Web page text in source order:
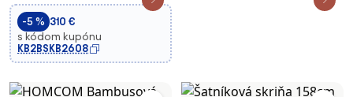
-5 % 310 €
s kódom kupónu
KB2BSKB2608